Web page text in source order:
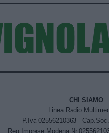
CHI SIAMO
Linea Radio
P.Iva 02556210363 -
Reg.Imprese Modena